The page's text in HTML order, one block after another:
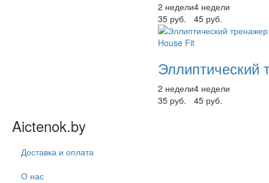
2 недели4 недели
35 руб.
45 руб.
Эллиптический
2 недели4 недели
35 руб.
45 руб.
Aictenok.by
Доставка и оплата
О нас